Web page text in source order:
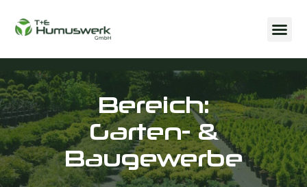
Bereich:
Garten- &
Baugewerbe